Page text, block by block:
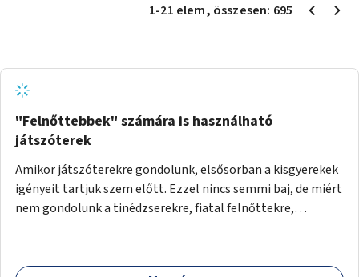
1-21 elem, összesen: 695
"Felnőttebbek" számára is használható
játszóterek
Amikor játszóterekre gondolunk, elsősorban a kisgyerekek
igényeit tartjuk szem előtt. Ezzel nincs semmi baj, de miért
nem gondolunk a tinédzserekre, fiatal felnőttekre,
infrastruktúra. Az idősebb korosztályok játszóterének